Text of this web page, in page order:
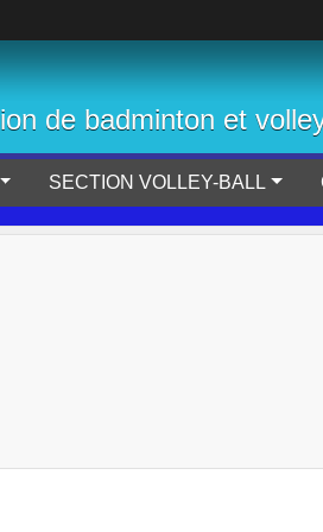
de badminton et
SECTION VOLLEY-BALL